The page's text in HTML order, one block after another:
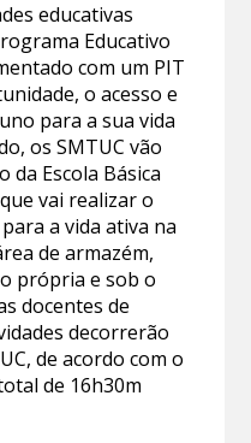
educativas
Educativo
com um PIT
o acesso e
para a sua vida
os SMTUC vão
da Escola Básica
vai realizar o
a vida ativa na
de armazém,
própria e sob o
docentes de
decorrerão
de acordo com o
de 16h30m